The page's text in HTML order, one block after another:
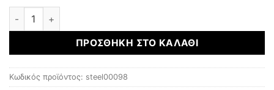
ΑΤΣΑΛΙΝΑ ΚΟΣΜΗΜΑΤΑ ποσότητα
ΠΡΟΣΘΉΚΗ ΣΤΟ ΚΑΛΆΘΙ
Κωδικός προϊόντος: steel00098